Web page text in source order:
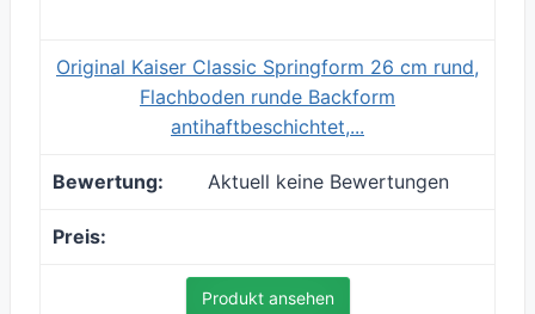
Original Kaiser Classic Springform 26 cm rund,
Flachboden runde Backform
antihaftbeschichtet,...
Aktuell keine Bewertungen
Produkt ansehen